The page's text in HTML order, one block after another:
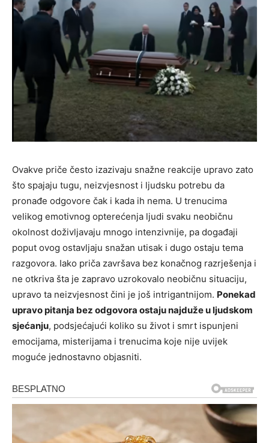
Ovakve priče često izazivaju snažne reakcije upravo zato
što spajaju tugu, neizvjesnost i ljudsku potrebu da
pronađe odgovore čak i kada ih nema. U trenucima
velikog emotivnog opterećenja ljudi svaku neobičnu
okolnost doživljavaju mnogo intenzivnije, pa događaji
poput ovog ostavljaju snažan utisak i dugo ostaju tema
razgovora. Iako priča završava bez konačnog razrješenja i
ne otkriva šta je zapravo uzrokovalo neobičnu situaciju,
upravo ta neizvjesnost čini je još intrigantnijom. Ponekad
upravo pitanja bez odgovora ostaju najduže u ljudskom
sjećanju, podsjećajući koliko su život i smrt ispunjeni
emocijama, misterijama i trenucima koje nije uvijek
moguće jednostavno objasniti.